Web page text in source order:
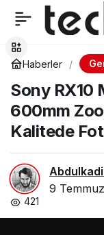
Haberler
Sony RX10
600mm
Kalitede
9
421
AMD Ryzen AI
geliştirici
ABD’de resmi
satışa sunuldu